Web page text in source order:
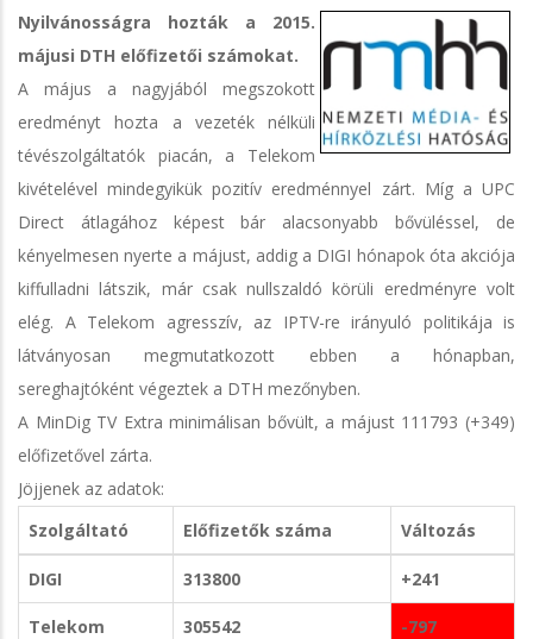
Nyilvánosságra hozták a 2015.
májusi DTH előfizetői számokat.
A május a nagyjából megszokott
eredményt hozta a vezeték nélküli
tévészolgáltatók piacán, a Telekom
kivételével mindegyikük pozitív eredménnyel zárt. Míg a UPC
Direct átlagához képest bár alacsonyabb bővüléssel, de
kényelmesen nyerte a májust, addig a DIGI hónapok óta akciója
kiffulladni látszik, már csak nullszaldó körüli eredményre volt
elég. A Telekom agresszív, az IPTV-re irányuló politikája is
látványosan megmutatkozott ebben a hónapban,
sereghajtóként végeztek a DTH mezőnyben.
A MinDig TV Extra minimálisan bővült, a májust 111793 (+349)
előfizetővel zárta.
Jöjjenek az adatok:
Szolgáltató
Előfizetők száma Változás
DIGI 313800 +241
Telekom 305542 -797